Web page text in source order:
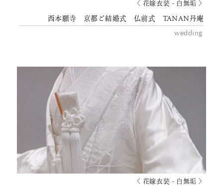
〈 花嫁衣装 - 白無垢 〉
西本願寺 京都ご結婚式 仏前式 TANAN丹庵
wedding
〈 花嫁衣装 - 白無垢 〉